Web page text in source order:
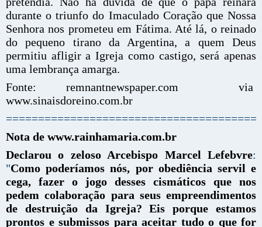
durante o triunfo do Imaculado Coração que Nossa
Senhora nos prometeu em Fátima. Até lá, o reinado
do pequeno tirano da Argentina, a quem Deus
permitiu afligir a Igreja como castigo, será apenas
uma lembrança amarga.
Fonte: remnantnewspaper.com via
www.sinaisdoreino.com.br
=======================================
Nota de www.rainhamaria.com.br
Declarou o zeloso Arcebispo Marcel Lefebvre:
"Como poderíamos nós, por obediência servil e
cega, fazer o jogo desses cismáticos que nos
pedem colaboração para seus empreendimentos
de destruição da Igreja?Eis porque estamos
prontos e submissos para aceitar tudo o que for